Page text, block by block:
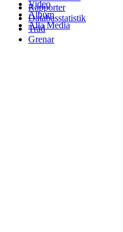
Video
Album
Alla Media
Rapporter
Databasstatistik
Träd
Grenar